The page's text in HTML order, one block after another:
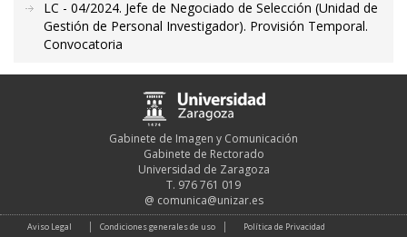
LC - 04/2024. Jefe de Negociado de Selección (Unidad de
Gestión de Personal Investigador). Provisión Temporal.
Convocatoria
Gabinete de Imagen y Comunicación
Gabinete de Rectorado
Universidad de Zaragoza
T. 976 761 019
@ comunica@unizar.es
Aviso Legal Condiciones generales de uso Política de Privacidad